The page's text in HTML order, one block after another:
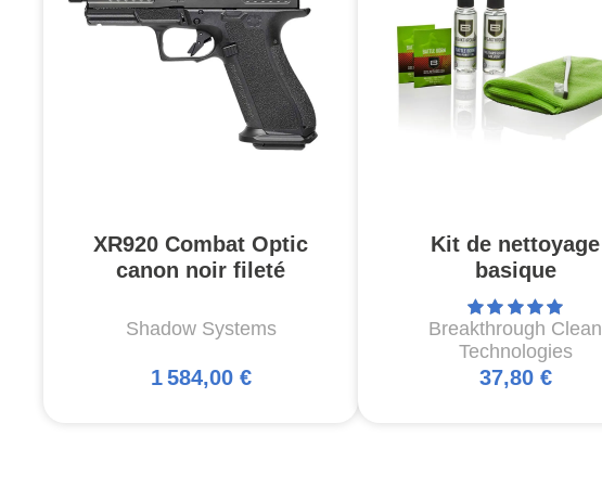
XR920 Combat Optic
canon noir fileté
Shadow Systems
1 584,00 €
Kit de nettoyage
basique
Breakthrough Clean
Technologies
37,80 €